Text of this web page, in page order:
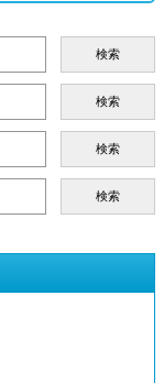
検索
検索
検索
検索